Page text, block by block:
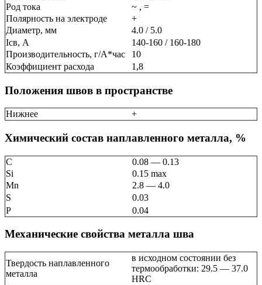
Род тока
~ , =
Полярность на электроде
+
Диаметр, мм
4.0 / 5.0
Ісв, А
140-160 / 160-180
Производительность, г/А*час
10
Коэффициент расхода
1,8
Положения швов в пространстве
Нижнее +
Химический состав наплавленного металла, %
C
0.08 — 0.13
Si
0.15 max
Mn
2.8 — 4.0
S
0.03
P
0.04
Механические свойства металла шва
Твердость наплавленного
металла
в исходном состоянии без
термообработки: 29.5 — 37.0
HRC